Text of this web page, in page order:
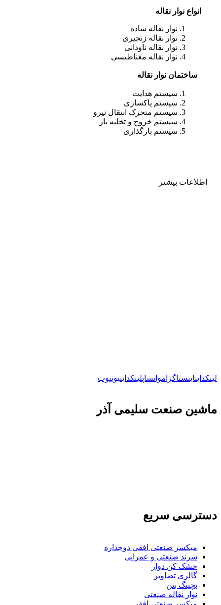
انواع نوار نقاله
نوار نقاله ساده
نوار نقاله زنجیری
نوار نقاله ناودانی
نوار نقاله مغناطیسی
ساختمان نوار نقاله
سیستم هدایت
سیستم پاکسازی
سیستم متحرک انتقال نیرو
سیستم خروج و تخلیه بار
سیستم بارگذاری
اطلاعات بیشتر
لینکدایناینستاگرامواتساپلینکداینیوتیوب
ماشين صنعت سليمی آذر
دسترسی سریع
میکسر صنعتی افقی دوجداره
سرند صنعتی و عمرانی
خشک کن دوار
گالری تصاویر
بچينگ بتن
نوار نقاله صنعتی